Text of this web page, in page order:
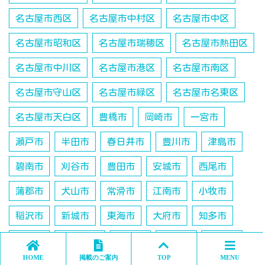
名古屋市西区 名古屋市中村区 名古屋市中区
名古屋市昭和区 名古屋市瑞穂区 名古屋市熱田区
名古屋市中川区 名古屋市港区 名古屋市南区
名古屋市守山区 名古屋市緑区 名古屋市名東区
名古屋市天白区 豊橋市 岡崎市 一宮市
瀬戸市 半田市 春日井市 豊川市 津島市
碧南市 刈谷市 豊田市 安城市 西尾市
蒲郡市 犬山市 常滑市 江南市 小牧市
稲沢市 新城市 東海市 大府市 知多市
知立市 尾張旭市 岩倉市 豊明市
HOME 掲載のご案内 TOP MENU